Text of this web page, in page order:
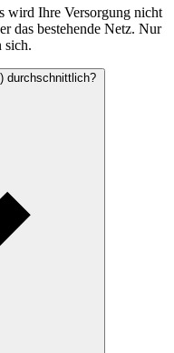
wird Ihre Versorgung nicht
das bestehende Netz. Nur
sich.
durchschnittlich?